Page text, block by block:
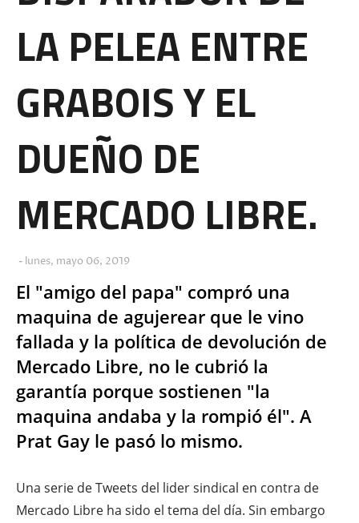
LA PELEA ENTRE
GRABOIS Y EL
DUEÑO DE
MERCADO LIBRE.
lunes, mayo 06, 2019
El "amigo del papa" compró una
maquina de agujerear que le vino
fallada y la política de devolución de
Mercado Libre, no le cubrió la
garantía porque sostienen "la
maquina andaba y la rompió él". A
Prat Gay le pasó lo mismo.
Una serie de Tweets del lider sindical en contra de
Mercado Libre ha sido el tema del día. Sin embargo